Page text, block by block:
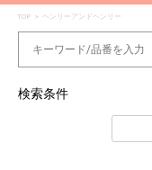
TOP > ヘンリーアンドヘンリー
検索条件